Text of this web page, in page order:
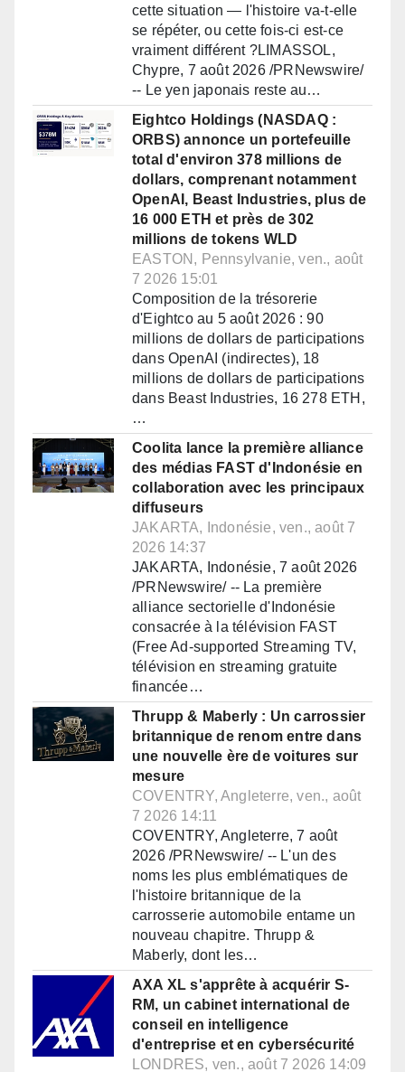
cette situation — l'histoire va-t-elle
se répéter, ou cette fois-ci est-ce
vraiment différent ?LIMASSOL,
Chypre, 7 août 2026 /PRNewswire/
-- Le yen japonais reste au…
Eightco Holdings (NASDAQ :
ORBS) annonce un portefeuille
total d'environ 378 millions de
dollars, comprenant notamment
OpenAI, Beast Industries, plus de
16 000 ETH et près de 302
millions de tokens WLD
EASTON, Pennsylvanie, ven., août
7 2026 15:01
Composition de la trésorerie
d'Eightco au 5 août 2026 : 90
millions de dollars de participations
dans OpenAI (indirectes), 18
millions de dollars de participations
dans Beast Industries, 16 278 ETH,
…
Coolita lance la première alliance
des médias FAST d'Indonésie en
collaboration avec les principaux
diffuseurs
JAKARTA, Indonésie, ven., août 7
2026 14:37
JAKARTA, Indonésie, 7 août 2026
/PRNewswire/ -- La première
alliance sectorielle d'Indonésie
consacrée à la télévision FAST
(Free Ad-supported Streaming TV,
télévision en streaming gratuite
financée…
Thrupp & Maberly : Un carrossier
britannique de renom entre dans
une nouvelle ère de voitures sur
mesure
COVENTRY, Angleterre, ven., août
7 2026 14:11
COVENTRY, Angleterre, 7 août
2026 /PRNewswire/ -- L'un des
noms les plus emblématiques de
l'histoire britannique de la
carrosserie automobile entame un
nouveau chapitre. Thrupp &
Maberly, dont les…
AXA XL s'apprête à acquérir S-
RM, un cabinet international de
conseil en intelligence
d'entreprise et en cybersécurité
LONDRES, ven., août 7 2026 14:09